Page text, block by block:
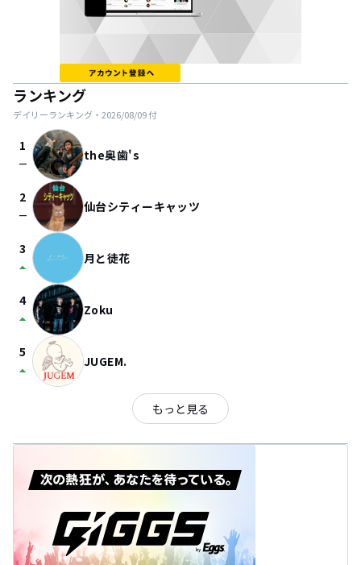
ランキング
デイリーランキング・ 2026/08/09付
1
check_indeterminate_small the奥歯's
2
check_indeterminate_small 仙台シティーキャッツ
3
arrow_drop_up 月と徒花
4
arrow_drop_up Zoku
5
arrow_drop_up JUGEM.
もっと見る